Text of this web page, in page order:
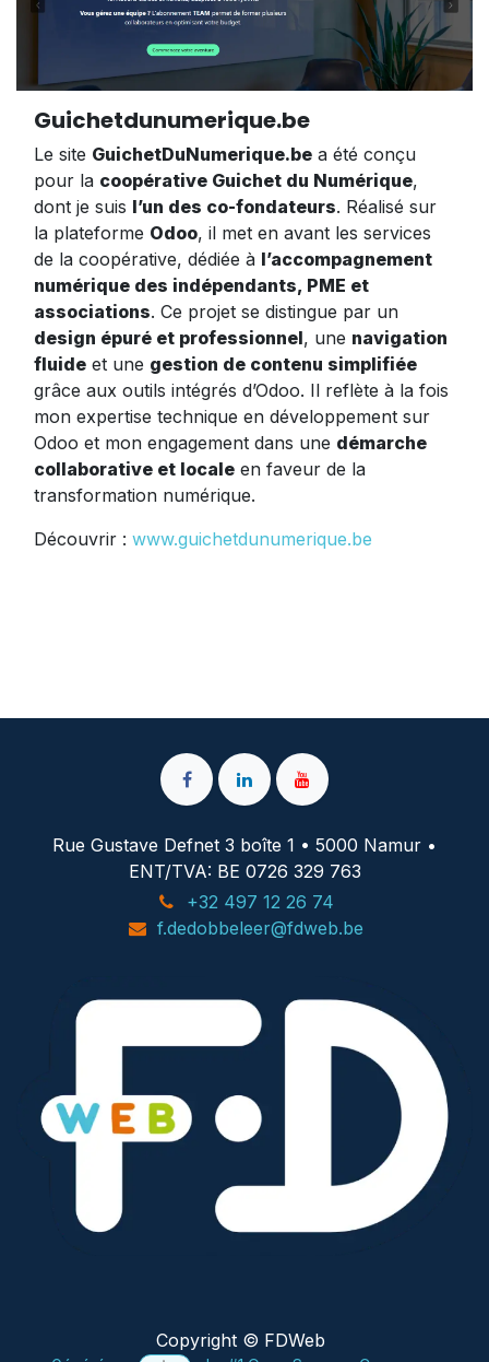
Guichetdunumerique.be
Le site GuichetDuNumerique.be a été conçu
pour la coopérative Guichet du Numérique,
dont je suis l’un des co-fondateurs. Réalisé sur
la plateforme Odoo, il met en avant les services
de la coopérative, dédiée à l’accompagnement
numérique des indépendants, PME et
associations. Ce projet se distingue par un
design épuré et professionnel, une navigation
fluide et une gestion de contenu simplifiée
grâce aux outils intégrés d’Odoo. Il reflète à la fois
mon expertise technique en développement sur
Odoo et mon engagement dans une démarche
collaborative et locale en faveur de la
transformation numérique.
Découvrir : www.guichetdunumerique.be
Rue Gustave Defnet 3 boîte 1 • 5000 Namur •
ENT/TVA: BE 0726 329 763
+32 497 12 26 74
f.dedobbeleer@fdweb.be
Copyright © FDWeb